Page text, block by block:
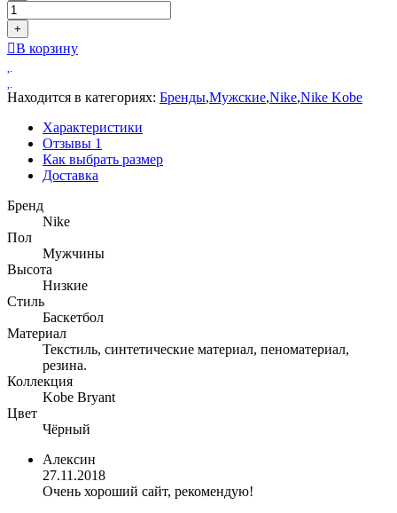
+
В корзину
Находится в категориях: Бренды,Мужские,Nike,Nike Kobe
Характеристики
Отзывы 1
Как выбрать размер
Доставка
Бренд
Nike
Пол
Мужчины
Высота
Низкие
Стиль
Баскетбол
Материал
Текстиль, синтетические материал, пеноматериал,
резина.
Коллекция
Kobe Bryant
Цвет
Чёрный
Алексин
27.11.2018
Очень хороший сайт, рекомендую!